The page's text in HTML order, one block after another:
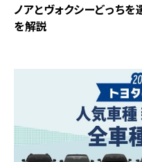
ノアとヴォクシーどっち
を解説